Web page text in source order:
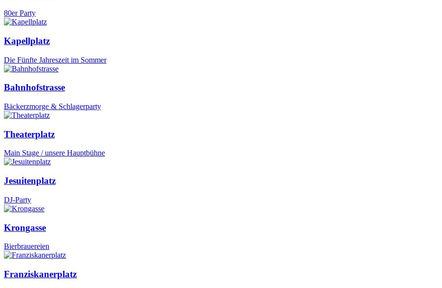
80er Party
Kapellplatz
Die Fünfte Jahreszeit im Sommer
Bahnhofstrasse
Bäckerzmorge & Schlagerparty
Theaterplatz
Main Stage / unsere Hauptbühne
Jesuitenplatz
DJ-Party
Krongasse
Bierbrauereien
Franziskanerplatz